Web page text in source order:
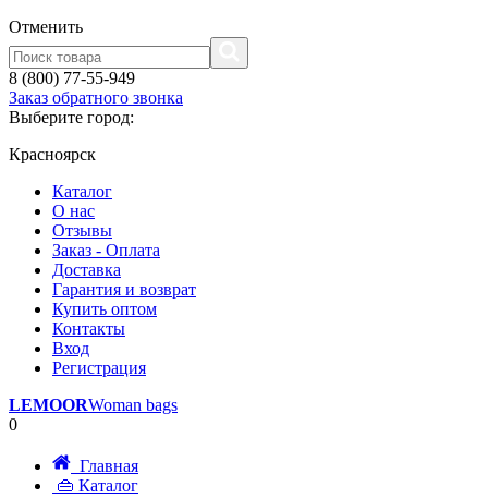
Отменить
8 (800) 77-55-949
Заказ обратного звонка
Выберите город:
Красноярск
Каталог
О нас
Отзывы
Заказ - Оплата
Доставка
Гарантия и возврат
Купить оптом
Контакты
Вход
Регистрация
LEMOORWoman bags
0
Главная
👜 Каталог